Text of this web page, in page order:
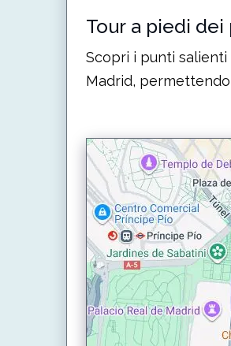
Tour a piedi
Scopri i punti salienti
Madrid,